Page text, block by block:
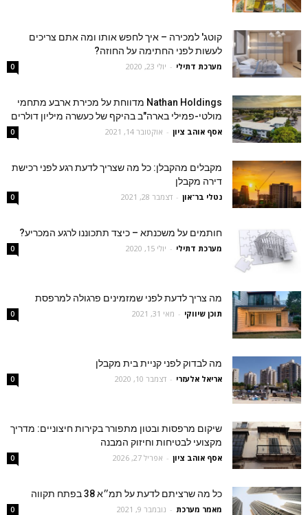
קוטג' למכירה – איך לחפש אותו ומה אתם צריכים
לעשות לפני החתימה על החוזה?
מערכת דתילי - יולי 23, 2020 0
Nathan Holdings מדווחת על מכירת ארבע מתחמי
מולטי-פמילי בארה"ב בהיקף של כעשרה מיליון דולרים
אסף אוהב ציון - אוקטובר 14, 2021 0
מקבלים מהקבלן: כל מה שצריך לדעת רגע לפני רכישת
דירה מקבלן
נטלי בר־און - דצמבר 28, 2021 0
חותמים על משכנתא – כיצד תתכוננו לרגע המכריע?
מערכת דתילי - יולי 15, 2020 0
מה צריך לדעת לפני שמזמינים פרגולה למרפסת
תוכן שיווקי - מאי 31, 2021 0
מה לבדוק לפני קניית בית מקבלן
אריאל אלעזרי - דצמבר 10, 2020 0
שיקום מרפסות ובטון מתפורר בקירות חיצוניים: מדריך
מקצועי לבטיחות וחיזוק המבנה
אסף אוהב ציון - אפריל 27, 2026 0
כל מה שרציתם לדעת על תמ״א 38 בפתח תקווה
מאמר מערכת - נובמבר 9, 2021 0